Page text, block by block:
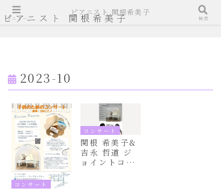
ピアニスト 関根希美子
2023-10
コンサート
コンサート
関根 希美子&
吉永 哲道 ジ
ョイントコン
メニュー
ピアニスト 関根希美子
検索